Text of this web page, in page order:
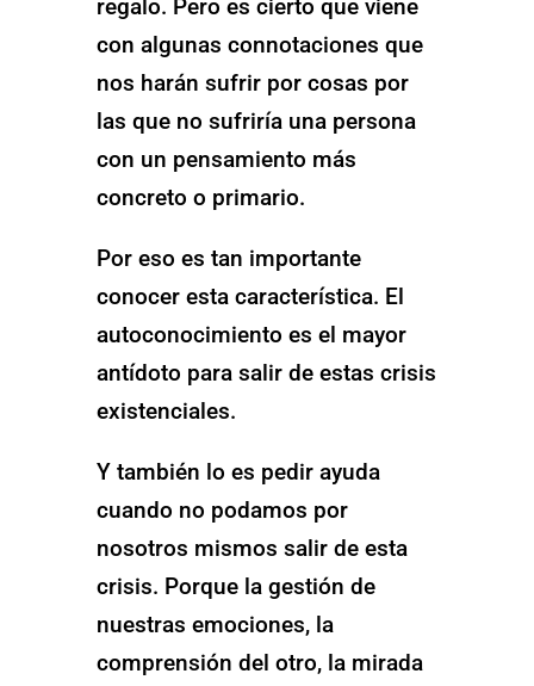
regalo. Pero es cierto que viene
con algunas connotaciones que
nos harán sufrir por cosas por
las que no sufriría una persona
con un pensamiento más
concreto o primario.
Por eso es tan importante
conocer esta característica. El
autoconocimiento es el mayor
antídoto para salir de estas crisis
existenciales.
Y también lo es pedir ayuda
cuando no podamos por
nosotros mismos salir de esta
crisis. Porque la gestión de
nuestras emociones, la
comprensión del otro, la mirada